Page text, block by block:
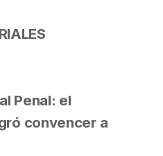
Penal: el
convencer a